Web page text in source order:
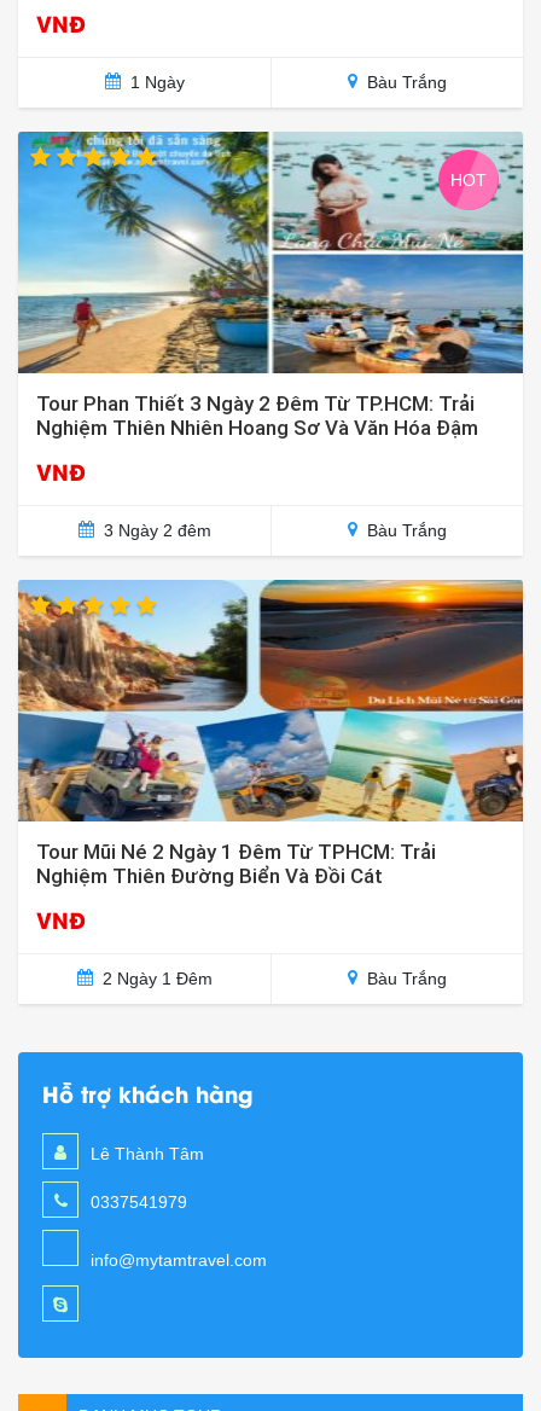
VNĐ
1 Ngày Bàu Trắng
HOT
Tour Phan Thiết 3 Ngày 2 Đêm Từ TP.HCM: Trải
Nghiệm Thiên Nhiên Hoang Sơ Và Văn Hóa Đậm
VNĐ
3 Ngày 2 đêm Bàu Trắng
Tour Mũi Né 2 Ngày 1 Đêm Từ TPHCM: Trải
Nghiệm Thiên Đường Biển Và Đồi Cát
VNĐ
2 Ngày 1 Đêm Bàu Trắng
Hỗ trợ khách hàng
Lê Thành Tâm
0337541979
info@mytamtravel.com